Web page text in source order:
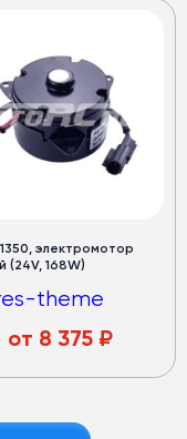
электромотор
(24V, 168W)
theme
от 8 375 ₽